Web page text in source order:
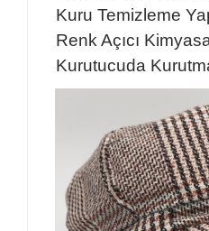
Kuru Temizleme
Renk Açıcı
Kurutucuda